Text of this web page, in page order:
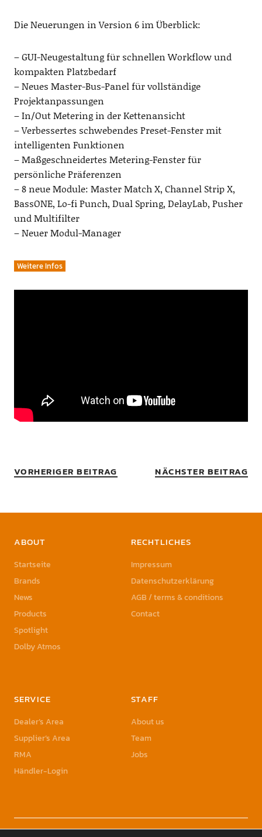
Die Neuerungen in Version 6 im Überblick:
– GUI-Neugestaltung für schnellen Workflow und
kompakten Platzbedarf
– Neues Master-Bus-Panel für vollständige
Projektanpassungen
– In/Out Metering in der Kettenansicht
– Verbessertes schwebendes Preset-Fenster mit
intelligenten Funktionen
– Maßgeschneidertes Metering-Fenster für
persönliche Präferenzen
– 8 neue Module: Master Match X, Channel Strip X,
BassONE, Lo-fi Punch, Dual Spring, DelayLab, Pusher
und Multifilter
– Neuer Modul-Manager
Weitere Infos
VORHERIGER BEITRAG NÄCHSTER BEITRAG
ABOUT
Startseite
Brands
News
Products
Spotlight
Dolby Atmos
RECHTLICHES
Impressum
Datenschutzerklärung
AGB / terms & conditions
Contact
SERVICE
Dealer’s Area
Supplier’s Area
RMA
Händler-Login
STAFF
About us
Team
Jobs